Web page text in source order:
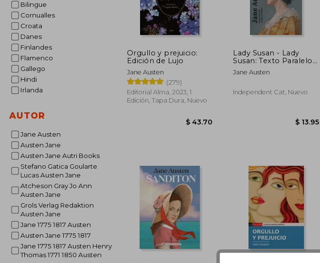
Bilingue
Cornualles
Croata
Danes
Finlandes
Flamenco
Gallego
Hindi
Irlanda
AUTOR
Jane Austen
Austen Jane
Austen Jane Autri Books
Stefano Gatica Goularte
Lucas Austen Jane
Atcheson Gray Jo Ann
Austen Jane
Grols Verlag Redaktion
Austen Jane
Jane 1775 1817 Austen
Austen Jane 1775 1817
Jane 1775 1817 Austen Henry
Thomas 1771 1850 Austen
Orgullo y prejuicio:
Edición de Lujo
Jane Austen
(279)
Editorial Alma, 2023, 1
Edición, Tapa Dura, Nuevo
Lady Susan - Lady
Susan: Texto Paralelo
Bilingüe - Bilingual
Edition: Inglés -
Jane Austen
Independent Cat, Nuevo